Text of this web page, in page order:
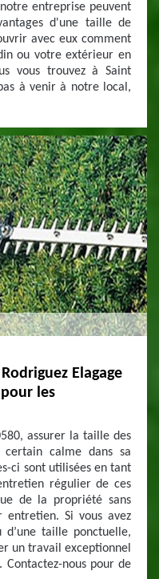
entreprise peuvent
d'une taille de
avec eux comment
ou votre extérieur en
vous trouvez à Saint
à venir à notre local,
Elagage
les
assurer la taille des
calme dans sa
ci sont utilisées en tant
régulier de ces
de la propriété sans
Si vous avez
taille ponctuelle,
un travail exceptionnel
nous pour de